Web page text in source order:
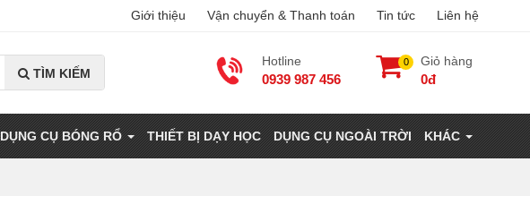
Giới thiệu Vận chuyển & Thanh toán Tin tức Liên hệ
TÌM KIẾM
Hotline
0939 987 456
0 Giỏ hàng
0đ
DỤNG CỤ BÓNG RỔ THIẾT BỊ DẠY HỌC DỤNG CỤ NGOÀI TRỜI KHÁC